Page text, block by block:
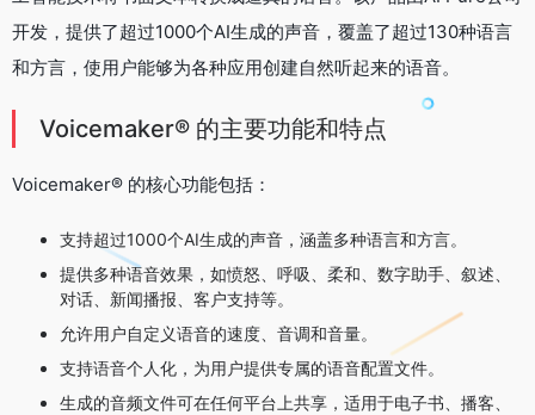
开发，提供了超过1000个AI生成的声音，覆盖了超过130种语言
和方言，使用户能够为各种应用创建自然听起来的语音。
Voicemaker® 的主要功能和特点
Voicemaker® 的核心功能包括：
支持超过1000个AI生成的声音，涵盖多种语言和方言。
提供多种语音效果，如愤怒、呼吸、柔和、数字助手、叙述、
对话、新闻播报、客户支持等。
允许用户自定义语音的速度、音调和音量。
支持语音个人化，为用户提供专属的语音配置文件。
生成的音频文件可在任何平台上共享，适用于电子书、播客、